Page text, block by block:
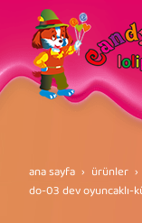
ana sayfa ürünler
do-03 dev oyuncakli-